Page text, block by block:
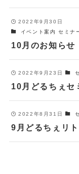
2022年9月30日
イベント案内 セミナ
10月のお知らせ
2022年9月23日
10月どるちぇセ
2022年8月31日
9月どるちぇリ